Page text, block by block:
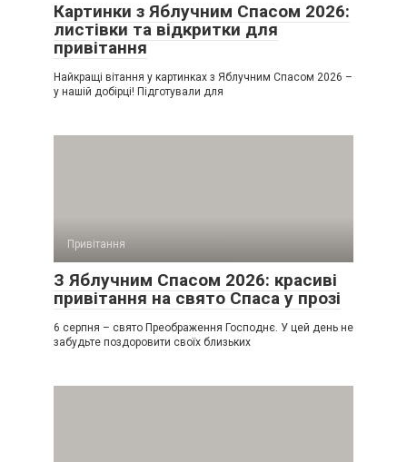
Картинки з Яблучним Спасом 2026:
листівки та відкритки для
привітання
Найкращі вітання у картинках з Яблучним Спасом 2026 –
у нашій добірці! Підготували для
Привітання
З Яблучним Спасом 2026: красиві
привітання на свято Спаса у прозі
6 серпня – свято Преображення Господнє. У цей день не
забудьте поздоровити своїх близьких